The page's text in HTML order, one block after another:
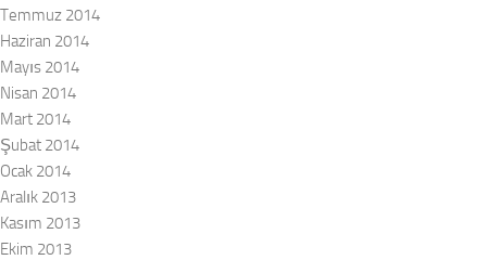
Temmuz 2014
Haziran 2014
Mayıs 2014
Nisan 2014
Mart 2014
Şubat 2014
Ocak 2014
Aralık 2013
Kasım 2013
Ekim 2013